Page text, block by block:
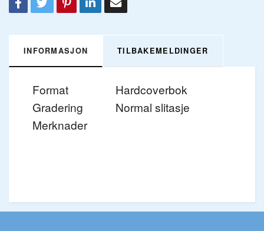
INFORMASJON TILBAKEMELDINGER
Format
Hardcoverbok
Gradering
Normal slitasje
Merknader